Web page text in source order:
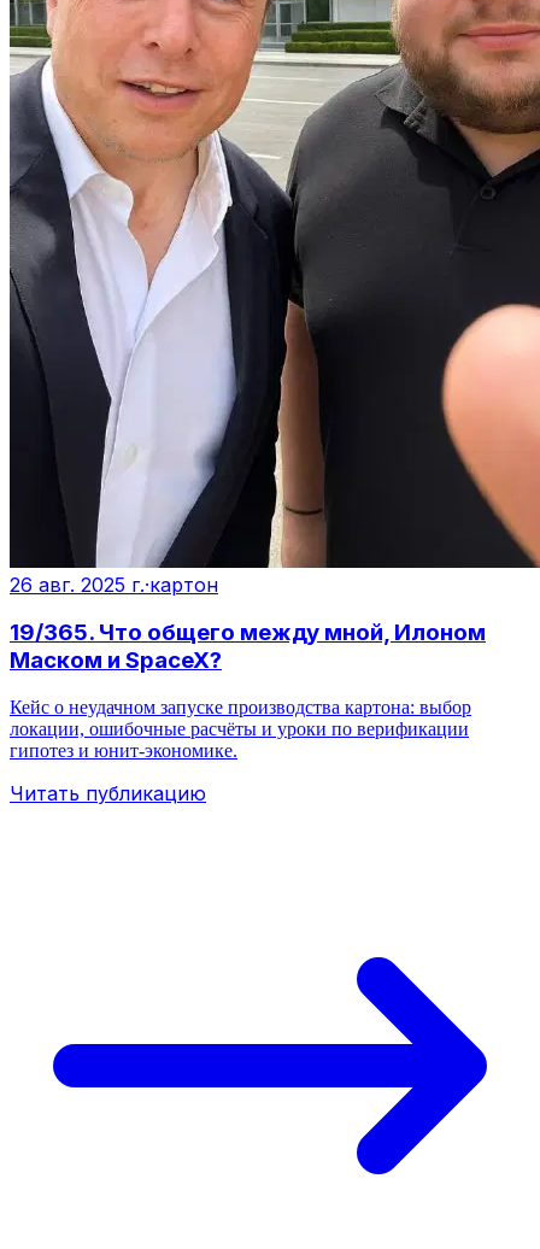
26 авг. 2025 г.·картон
19/365. Что общего между мной, Илоном
Маском и SpaceX?
Кейс о неудачном запуске производства картона: выбор
локации, ошибочные расчёты и уроки по верификации
гипотез и юнит-экономике.
Читать публикацию